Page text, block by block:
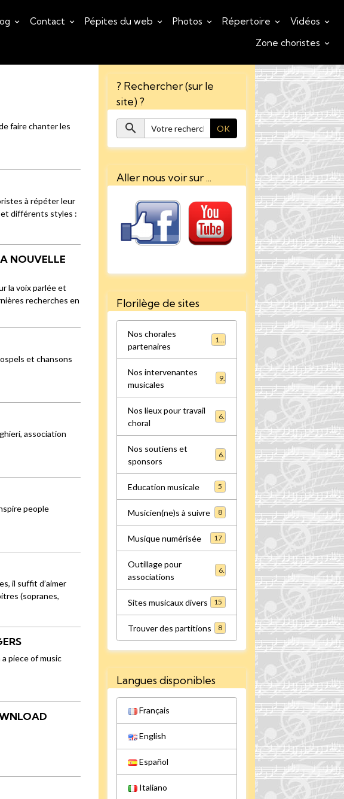
Contact Pépites du web Photos Répertoire
Vidéos
Zone choristes
faire chanter les
à répéter leur
différents styles :
NOUVELLE
la voix parlée et
recherches en
et chansons
association
people
il suffit d’aimer
(sopranes,
piece of music
? Rechercher (sur le
site) ?
OK
Aller nous voir sur ...
Florilège de sites
Nos chorales
partenaires
Nos intervenantes
musicales
9
Nos lieux pour travail
choral
Nos soutiens et
sponsors
6
Education musicale 5
Musicien(ne)s à suivre 8
Musique numérisée 17
Outillage pour
associations
Sites musicaux divers 15
Trouver des partitions 8
Langues disponibles
Français
English
Español
Italiano